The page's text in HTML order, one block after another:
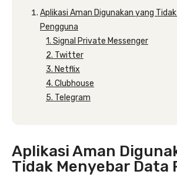
Aplikasi Aman Digunakan yang
Pengguna
1. Signal Private Messenger
2. Twitter
3. Netflix
4. Clubhouse
5. Telegram
Aplikasi Aman
Tidak Menyebar Data